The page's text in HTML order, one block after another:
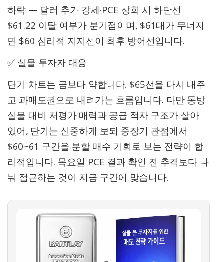
하락 — 달러 추가 강세·PCE 상회 시 하단선
$61.22 이탈 여부가 분기점이며, $61대가 무너지
면 $60 심리적 지지선이 최후 방어선입니다.
✅ 실물 투자자 대응
단기 차트는 금보다 약합니다. $65선을 다시 내주
고 과매도권으로 내려가는 흐름입니다. 다만 동방
실물 대비 저평가 매력과 공급 적자 구조가 살아
있어, 단기는 신중하게 보되 중장기 관점에서
$60~61 구간을 분할 매수 기회로 보는 전략이 합
리적입니다. 목요일 PCE 결과 확인 전 추격보다 나
눠 접근하는 것이 지금 구간에 맞습니다.